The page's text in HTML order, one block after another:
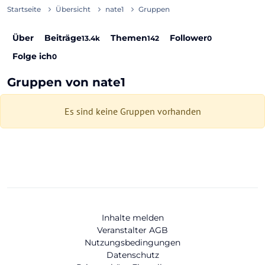
Startseite Übersicht nate1 Gruppen
Über Beiträge13.4k Themen142 Follower0
Folge ich0
Gruppen von nate1
Es sind keine Gruppen vorhanden
Inhalte melden
Veranstalter AGB
Nutzungsbedingungen
Datenschutz